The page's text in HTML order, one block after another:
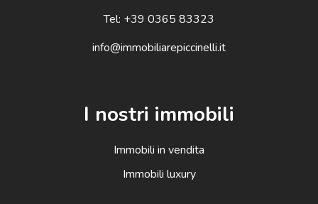
Tel: +39 0365 83323
info@immobiliarepiccinelli.it
I nostri immobili
Immobili in vendita
Immobili luxury